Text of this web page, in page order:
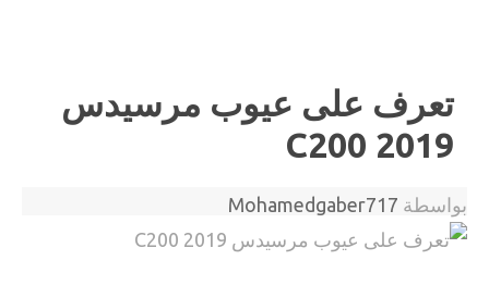
تعرف على عيوب مرسيدس
C200 2019
بواسطة Mohamedgaber717